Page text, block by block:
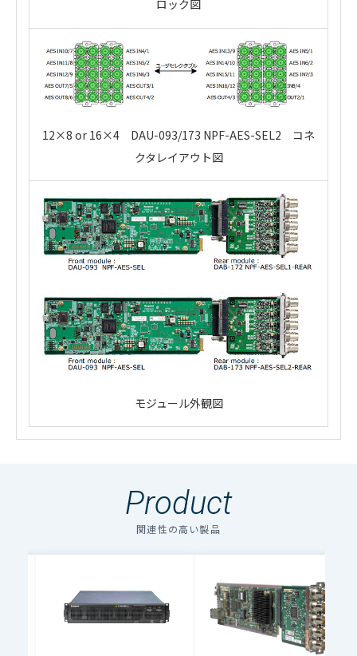
ロック図
12×8 or 16×4 DAU-093/173 NPF-AES-SEL2 コネ
クタレイアウト図
モジュール外観図
6×4 or 8×2
DAU-093/172 NPF-AES-SEL1
DAU-093 NPF-AES-SEL
Rear
DAB-172 NPF-AES-SEL1-REAR
AES-SEL2：12×8 or 16×4 GUIで
選択
動作モード クリーンスイッチ On/Off選択
デジタル音
AES-3id 不平衡 1Vp-p 75Ω BNC
・
アイコンのファイルは個人情報の入力が必須と
のアイコンの場合はファイル名をクリックするとダウン
ファイル名
ダウンロード
デジタル音声信号セレクタ カタログ
Product
関連性の高い製品